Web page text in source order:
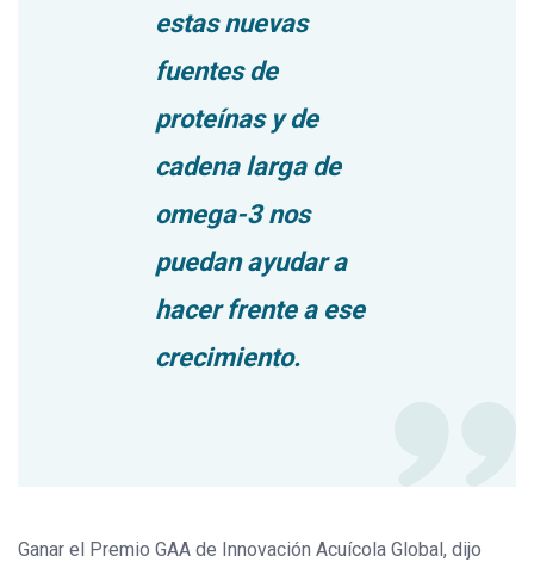
estas nuevas
fuentes de
proteínas y de
cadena larga de
omega-3 nos
puedan ayudar a
hacer frente a ese
crecimiento.
Ganar el Premio GAA de Innovación Acuícola Global, dijo